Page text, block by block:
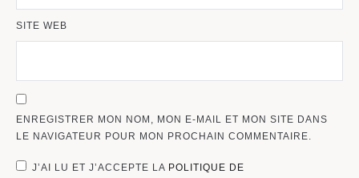
SITE WEB
ENREGISTRER MON NOM, MON E-MAIL ET MON SITE DANS
LE NAVIGATEUR POUR MON PROCHAIN COMMENTAIRE.
J’AI LU ET J’ACCEPTE LA POLITIQUE DE